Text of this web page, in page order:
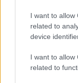
I want to allow
related to
device
I want to allow
related to
Guardian,
Νέα Υόρκη.